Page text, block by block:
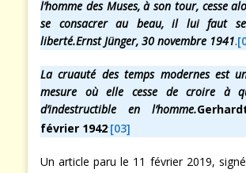
l’homme des Muses, à son tour, cesse
se consacrer au beau, il lui faut
liberté.Ernst Jünger, 30 novembre 1941.
La cruauté des temps modernes est
mesure où elle cesse de croire à
d’indestructible en l’homme.
février 1942.[03]
Un article paru le 11 février 2019,